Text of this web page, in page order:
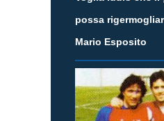
possa
Mario Esposito